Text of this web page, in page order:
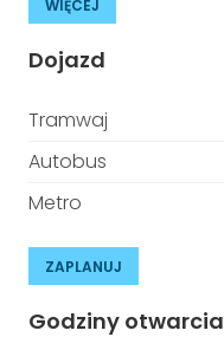
WIĘCEJ
Dojazd
Tramwaj
Autobus
Metro
ZAPLANUJ
Godziny otwarcia